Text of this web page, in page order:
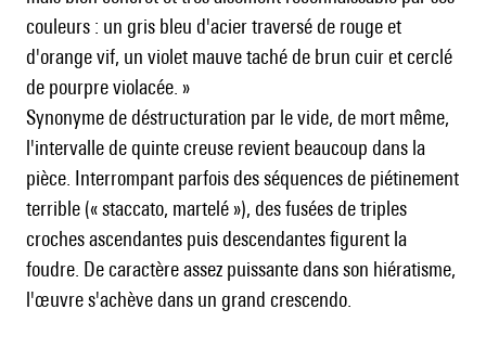
couleurs : un gris bleu d'acier traversé de rouge et
d'orange vif, un violet mauve taché de brun cuir et cerclé
de pourpre violacée. »
Synonyme de déstructuration par le vide, de mort même,
l'intervalle de quinte creuse revient beaucoup dans la
pièce. Interrompant parfois des séquences de piétinement
terrible (« staccato, martelé »), des fusées de triples
croches ascendantes puis descendantes figurent la
foudre. De caractère assez puissante dans son hiératisme,
l'œuvre s'achève dans un grand crescendo.